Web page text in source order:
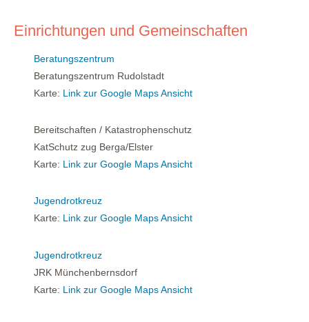
Einrichtungen und Gemeinschaften
Beratungszentrum
Beratungszentrum Rudolstadt
Karte: Link zur Google Maps Ansicht
Bereitschaften / Katastrophenschutz
KatSchutz zug Berga/Elster
Karte: Link zur Google Maps Ansicht
Jugendrotkreuz
Karte: Link zur Google Maps Ansicht
Jugendrotkreuz
JRK Münchenbernsdorf
Karte: Link zur Google Maps Ansicht